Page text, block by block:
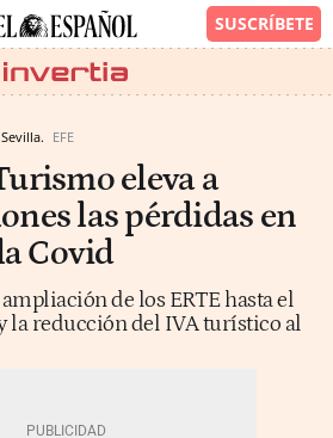
EFE
eleva a
las pérdidas en
Covid
de los ERTE hasta el
la reducción del IVA turístico al